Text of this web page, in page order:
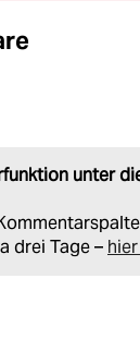
unter
drei Tage –